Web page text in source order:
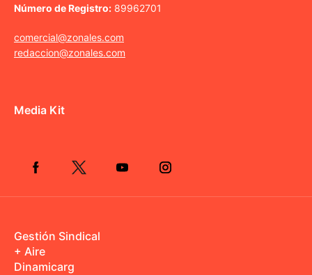
Número de Registro: 89962701
comercial@zonales.com
redaccion@zonales.com
Media Kit
Gestión Sindical
+ Aire
Dinamicarg